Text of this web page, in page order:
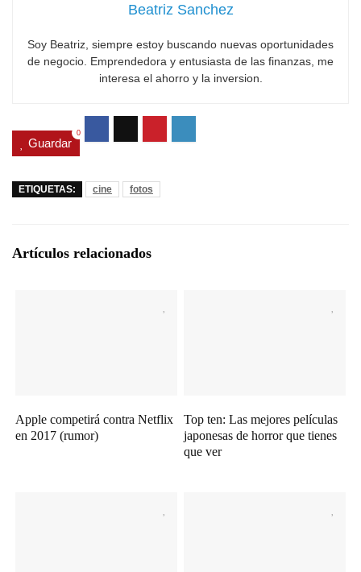
Beatriz Sanchez
Soy Beatriz, siempre estoy buscando nuevas oportunidades
de negocio. Emprendedora y entusiasta de las finanzas, me
interesa el ahorro y la inversion.
Guardar
0
ETIQUETAS: cine fotos
Artículos relacionados
Apple competirá contra Netflix
en 2017 (rumor)
Top ten: Las mejores películas
japonesas de horror que tienes
que ver